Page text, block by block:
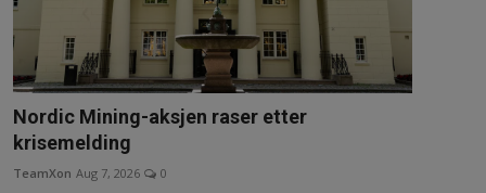
Nordic Mining-aksjen raser etter
krisemelding
TeamXon Aug 7, 2026 0